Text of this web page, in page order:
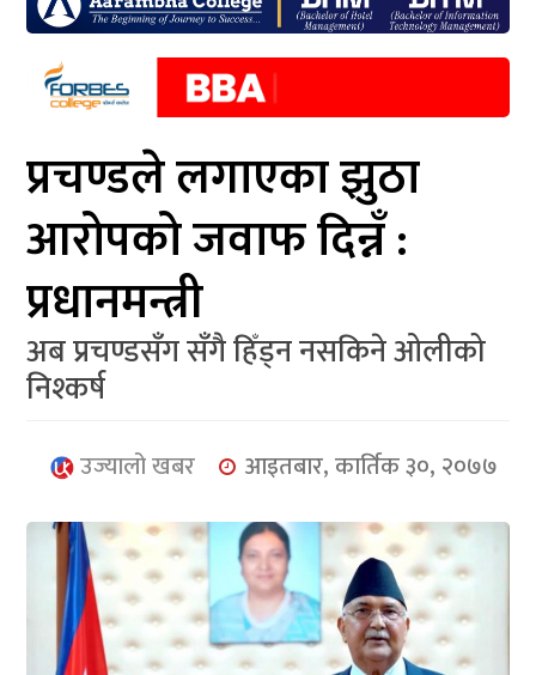
सेरोफेरो
समाचार
आर्थिक
मनोरञ्जन
खेलकुद
अन्तर्राष्ट्रिय/
प्रबास
युनिकोड
प्रचण्डले लगाएका झुठा
आरोपको जवाफ दिन्नँ :
प्रधानमन्त्री
अब प्रचण्डसँग सँगै हिँड्न नसकिने ओलीको
निश्कर्ष
उज्यालो खबर आइतबार, कार्तिक ३०, २०७७